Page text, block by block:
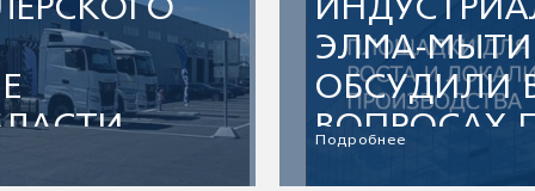
ЭЛМА-
ОБСУДИЛИ
ВОПРОСАХ
Подробнее